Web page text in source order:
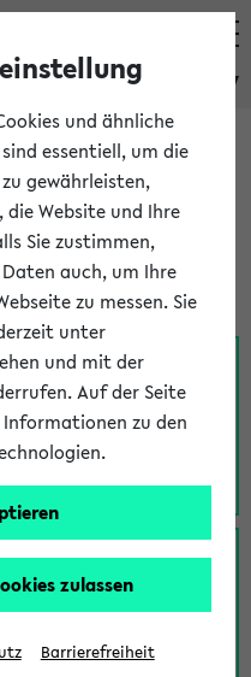
eKVV
am eKVV.
aus:
und alle weiteren
zu nutzen,
über Ihr Uni
können Sie das
verwenden:
Gastzugang
und ähnliche
essentiell, um die
gewährleisten,
Website und Ihre
Sie zustimmen,
auch, um Ihre
zu messen. Sie
unter
und mit der
Auf der Seite
zu den
zulassen
Barrierefreiheit